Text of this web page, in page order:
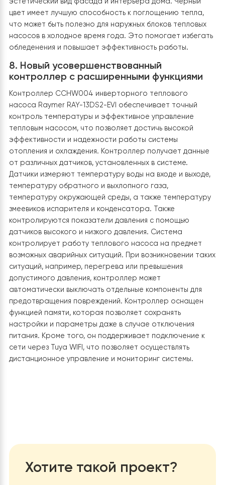
версии насоса обеспечивает приятный
микроклимат в помещении даже в жаркое время
года.
Инверторная технология в тепловом насосе
реальных потребностей. Это означает, что он
работает с максимальной эффективностью,
подстраиваясь под изменения внешних условий.
Преимущества такой системы заключаются в более
стабильном и комфортном обогреве, а также в
дополнительной экономии энергии.
5. Технология EVI
Технология EVI (Enhanced Vapor Injection) дает
тепловому насосу возможность работать даже в
условиях низких температур, до -30 °C. Это
сферу применения насоса, делая его пригодным для
различных климатических зон.
6. Встроенный Wi-Fi модуль
Встроенный модуль Wi-Fi позволяет управлять
теплового насоса на расстоянии. Где бы вы ни были,
можете включить/выключить тепловой насос, а также
отслеживать его показатели имея доступ к
Удобство такой функции заключается в том, что
даже в поездке, вы можете заблаговременно
Современные технологии и качественные материалы
новый черный цвет наружного и внутреннего блоков